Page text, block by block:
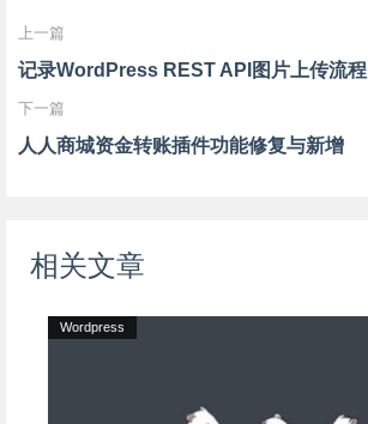
上一篇
记录WordPress REST API图片上传流程
下一篇
人人商城资金转账插件功能修复与新增
相关文章
Wordpress